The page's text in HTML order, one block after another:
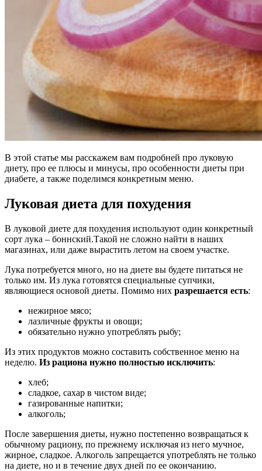
В этой статье мы расскажем вам подробней про луковую
диету, про ее плюсы и минусы, про особенности диеты при
диабете, а также поделимся конкретным меню.
Луковая диета для похудения
В луковой диете для похудения используют один конкретный
сорт лука – боннский.Такой не сложно найти в наших
магазинах, или даже вырастить летом на своем участке.
Лука потребуется много, но на диете вы будете питаться не
только им. Из лука готовятся специальные супчики,
являющиеся основой диеты. Помимо них разрешается есть:
нежирное мясо;
лазличные фрукты и овощи;
обязательно нужно употреблять рыбу;
Из этих продуктов можно составить собственное меню на
неделю. Из рациона нужно полностью исключить:
хлеб;
сладкое, сахар в чистом виде;
газированные напитки;
алкоголь;
После завершения диеты, нужно постепенно возвращаться к
обычному рациону, по прежнему исключая из него мучное,
жирное, сладкое. Алкоголь запрещается употреблять не только
на диете, но и в течение двух дней по ее окончанию.